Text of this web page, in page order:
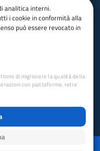
analitica interni.
i cookie in conformità alla
può essere revocato in
di migliorare la qualità della
con piattaforme, reti e